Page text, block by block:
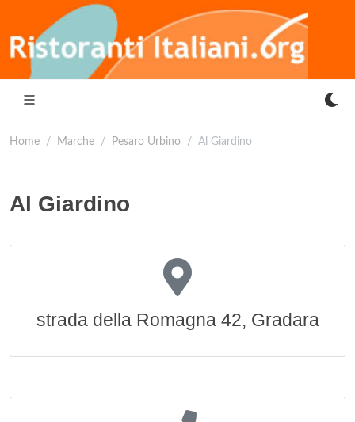
Home Marche Pesaro Urbino Al Giardino
Al Giardino
strada della Romagna 42, Gradara